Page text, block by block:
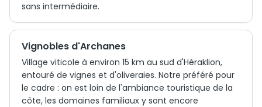
sans intermédiaire.
Vignobles d'Archanes
Village viticole à environ 15 km au sud d'Héraklion,
entouré de vignes et d'oliveraies. Notre préféré pour
le cadre : on est loin de l'ambiance touristique de la
côte, les domaines familiaux y sont encore